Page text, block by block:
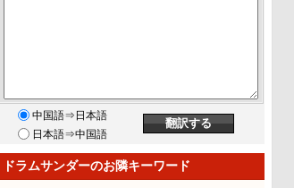
中国語⇒日本語
日本語⇒中国語
ドラムサンダーのお隣キーワード